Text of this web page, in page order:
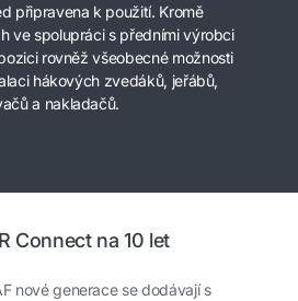
připravena k použití. Kromě
ve spolupráci s předními výrobci
rovněž všeobecné možnosti
hákových zvedáků, jeřábů,
a nakladačů.
Connect na 10 let
nové generace se dodávají s